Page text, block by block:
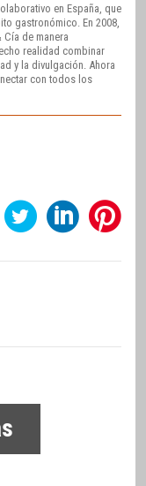
en España, que
gastronómico. En 2008,
de manera
realidad combinar
y la divulgación. Ahora
con todos los